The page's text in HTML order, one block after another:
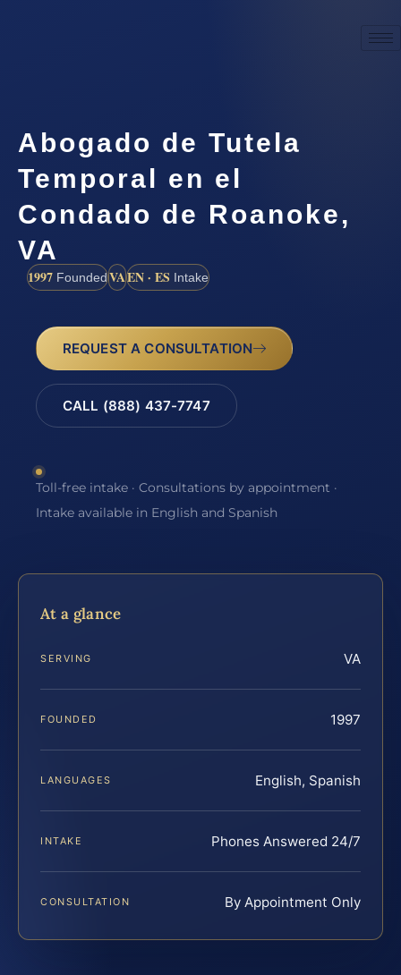
Abogado de Tutela
Temporal en el
Condado de Roanoke,
VA
1997 FoundedVAEN · ES Intake
REQUEST A CONSULTATION
CALL (888) 437-7747
Toll-free intake · Consultations by appointment ·
Intake available in English and Spanish
At a glance
SERVING VA
FOUNDED 1997
LANGUAGES English, Spanish
INTAKE Phones Answered 24/7
CONSULTATION By Appointment Only